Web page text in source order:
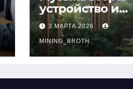
устройство и
принципы
звучания
колокольчиков
3 МАРТА 2026
MINING_BROTH